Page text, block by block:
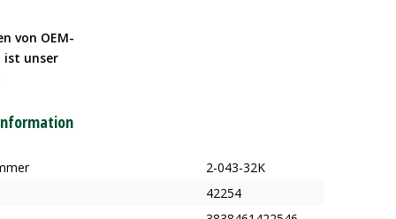
von OEM-
ist unser
2-043-32K
42254